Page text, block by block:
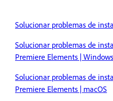
Solucionar problemas de
Solucionar problemas de
Premiere Elements | Windows
Solucionar problemas de
Premiere Elements | macOS